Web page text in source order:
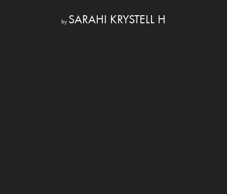
by SARAHI KRYSTELL H